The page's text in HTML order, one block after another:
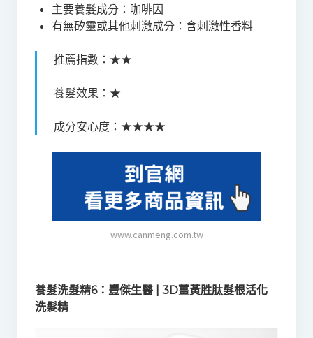
主要養髮成分：咖啡因
有無矽靈或其他刺激成分：含刺激性香料
推薦指數：★★
養髮效果：★
成分安心度：★★★★
www.canmeng.com.tw
養髮洗髮精6：豐傑生醫 | 3D薑黃胜肽髮根活化
洗髮精